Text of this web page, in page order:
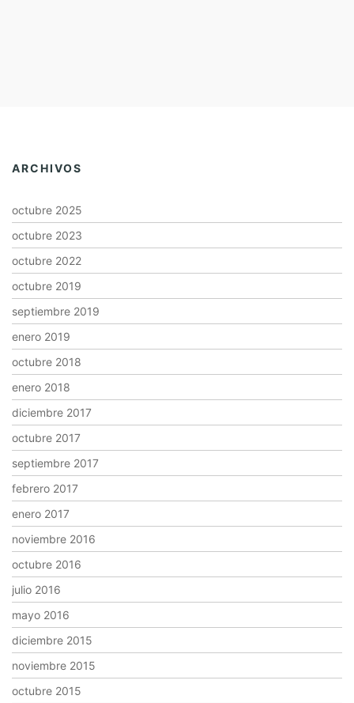
ARCHIVOS
octubre 2025
octubre 2023
octubre 2022
octubre 2019
septiembre 2019
enero 2019
octubre 2018
enero 2018
diciembre 2017
octubre 2017
septiembre 2017
febrero 2017
enero 2017
noviembre 2016
octubre 2016
julio 2016
mayo 2016
diciembre 2015
noviembre 2015
octubre 2015